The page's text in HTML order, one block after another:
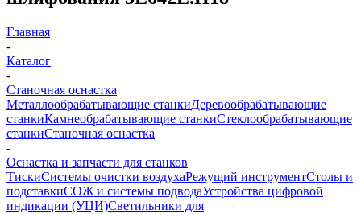
Главная
-
Каталог
-
Станочная оснастка
Металлообрабатывающие станкиДеревообрабатывающие
станкиКамнеобрабатывающие станкиСтеклообрабатывающие
станкиСтаночная оснастка
-
Оснастка и запчасти для станков
ТискиСистемы очистки воздухаРежущий инструментСтолы и
подставкиСОЖ и системы подводаУстройства цифровой
индикации (УЦИ)Светильники для